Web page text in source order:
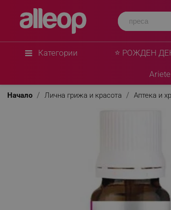
Категории ⭐ РОЖДЕН
Ariete
Начало Лична грижа и красота Аптека и